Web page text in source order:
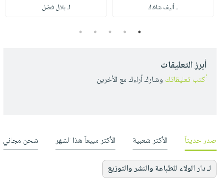
لـ أليف شافاك
لـ بلال فضل
1
2
3
4
5
أبرز التعليقات
أكتب تعليقاتك وشارك أراءك مع الأخرين
صدر حديثاً الأكثر شعبية الأكثر مبيعاً هذا الشهر شحن مجاني
لـ دار الولاء للطباعة والنشر والتوزيع